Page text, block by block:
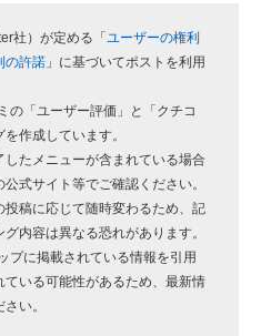
社）が定める「 ユーザーの権利
の許諾 」に基づいてポストを利用
の「ユーザー評価」と「クチコ
作成しています。
したメニューが含まれている場合
式サイト等でご確認ください。
投稿に応じて随時変わるため、記
内容は異なる恐れがあります。
プに掲載されている情報を引用
ている可能性があるため、最新情
い。